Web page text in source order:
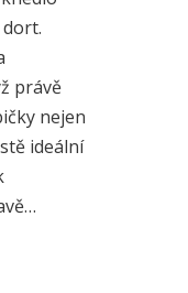
právě
nejen
ideální